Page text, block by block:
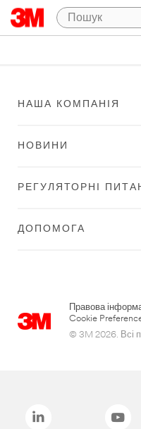
НАША КОМПАНІЯ
НОВИНИ
РЕГУЛЯТОРНІ
ДОПОМОГА
Правова
Cookie
© 3M 2026. Всі